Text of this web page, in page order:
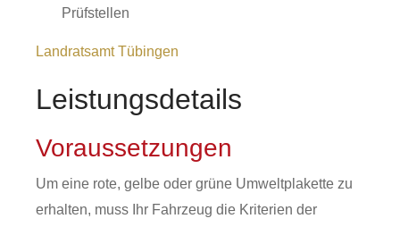
Prüfstellen
Landratsamt Tübingen
Leistungsdetails
Voraussetzungen
Um eine rote, gelbe oder grüne Umweltplakette zu
erhalten, muss Ihr Fahrzeug die Kriterien der